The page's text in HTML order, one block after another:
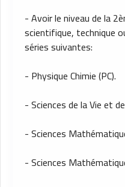
- Avoir le niveau de la
scientifique, technique
séries suivantes:
- Physique Chimie (PC).
- Sciences de la Vie et
- Sciences
- Sciences